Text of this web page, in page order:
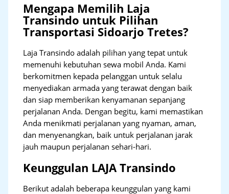
Mengapa Memilih Laja
Transindo untuk Pilihan
Transportasi Sidoarjo Tretes?
Laja Transindo adalah pilihan yang tepat untuk
memenuhi kebutuhan sewa mobil Anda. Kami
berkomitmen kepada pelanggan untuk selalu
menyediakan armada yang terawat dengan baik
dan siap memberikan kenyamanan sepanjang
perjalanan Anda. Dengan begitu, kami memastikan
Anda menikmati perjalanan yang nyaman, aman,
dan menyenangkan, baik untuk perjalanan jarak
jauh maupun perjalanan sehari-hari.
Keunggulan LAJA Transindo
Berikut adalah beberapa keunggulan yang kami